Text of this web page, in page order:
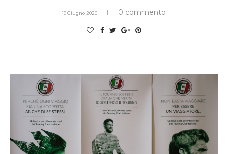
19 Giugno 2020 0 commento